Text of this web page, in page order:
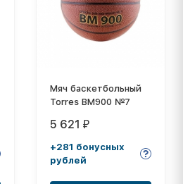
Мяч баскетбольный
Torres BM900 №7
5 621 ₽
+281 бонусных
рублей